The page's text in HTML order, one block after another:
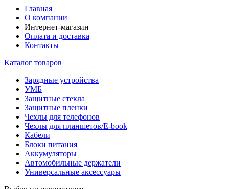
Главная
О компании
Интернет-магазин
Оплата и доставка
Контакты
Каталог товаров
Зарядные устройства
УМБ
Защитные стекла
Защитные пленки
Чехлы для телефонов
Чехлы для планшетов/E-book
Кабели
Блоки питания
Аккумуляторы
Автомобильные держатели
Универсальные аксессуары